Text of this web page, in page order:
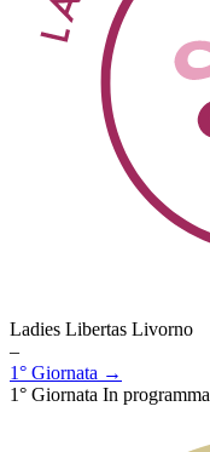
Ladies Libertas Livorno
–
1° Giornata →
1° Giornata In programma